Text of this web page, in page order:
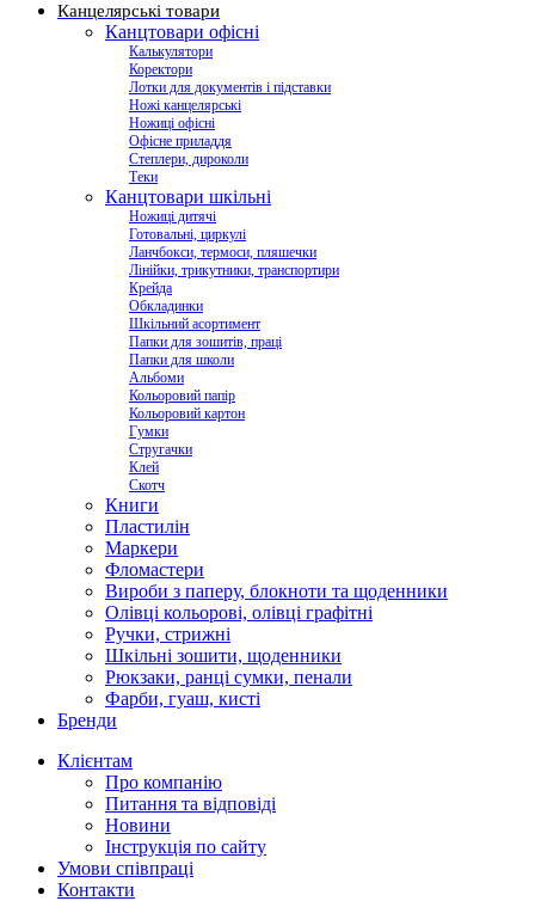
Канцелярські товари
Канцтовари офісні
Калькулятори
Коректори
Лотки для документів і підставки
Ножі канцелярські
Ножиці офісні
Офісне приладдя
Степлери, дироколи
Теки
Канцтовари шкільні
Ножиці дитячі
Готовальні, циркулі
Ланчбокси, термоси, пляшечки
Лінійки, трикутники, транспортири
Крейда
Обкладинки
Шкільний асортимент
Папки для зошитів, праці
Папки для школи
Альбоми
Кольоровий папір
Кольоровий картон
Гумки
Стругачки
Клей
Скотч
Книги
Пластилін
Маркери
Фломастери
Вироби з паперу, блокноти та щоденники
Олівці кольорові, олівці графітні
Ручки, стрижні
Шкільні зошити, щоденники
Рюкзаки, ранці сумки, пенали
Фарби, гуаш, кисті
Бренди
Клієнтам
Про компанію
Питання та відповіді
Новини
Інструкція по сайту
Умови співпраці
Контакти